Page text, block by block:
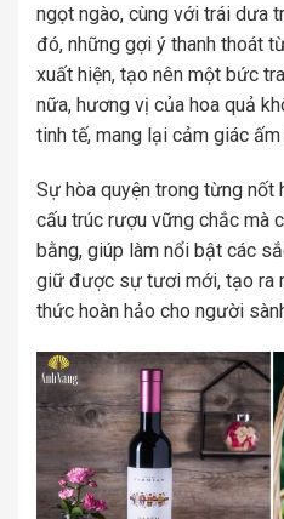
ngọt ngào, cùng với trái dưa
đó, những gợi ý thanh thoát
xuất hiện, tạo nên một bức
nữa, hương vị của hoa quả
tinh tế, mang lại cảm giác ấm
Sự hòa quyện trong từng nốt
cấu trúc rượu vững chắc mà
bằng, giúp làm nổi bật các
giữ được sự tươi mới, tạo ra
thức hoàn hảo cho người